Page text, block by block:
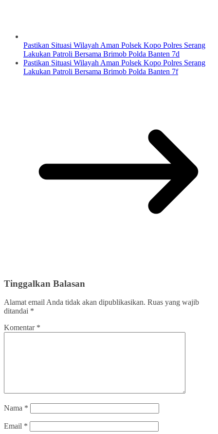
Pastikan Situasi Wilayah Aman Polsek Kopo Polres Serang
Lakukan Patroli Bersama Brimob Polda Banten 7d
Pastikan Situasi Wilayah Aman Polsek Kopo Polres Serang
Lakukan Patroli Bersama Brimob Polda Banten 7f
Tinggalkan Balasan
Alamat email Anda tidak akan dipublikasikan. Ruas yang wajib
ditandai *
Komentar *
Nama *
Email *